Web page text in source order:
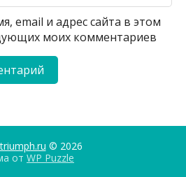
email и адрес сайта в этом
моих комментариев
© 2026
от WP Puzzle